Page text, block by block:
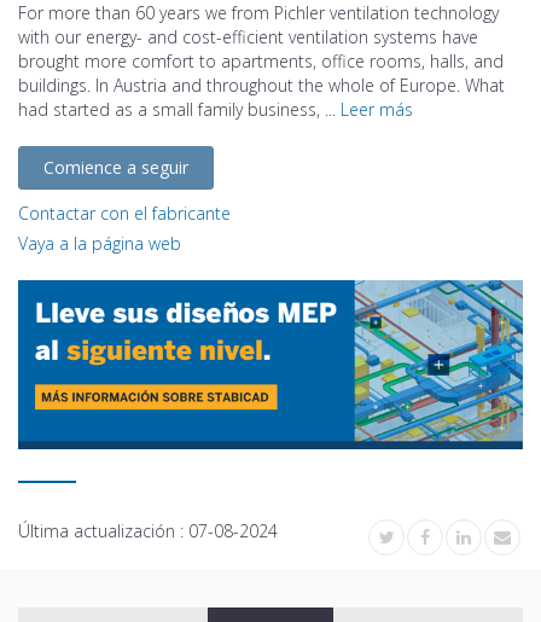
For more than 60 years we from Pichler ventilation technology
with our energy- and cost-efficient ventilation systems have
brought more comfort to apartments, office rooms, halls, and
buildings. In Austria and throughout the whole of Europe. What
had started as a small family business, ... Leer más
Comience a seguir
Contactar con el fabricante
Vaya a la página web
Última actualización : 07-08-2024